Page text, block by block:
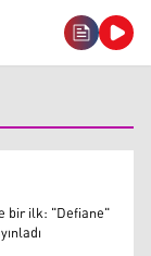
bir ilk: "Defiane"